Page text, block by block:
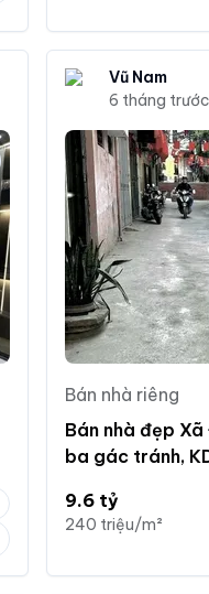
Vũ Nam
6 tháng trước
Bán nhà riêng
Bán nhà đẹp
ba gác tránh,
9.6 tỷ
240 triệu/m²